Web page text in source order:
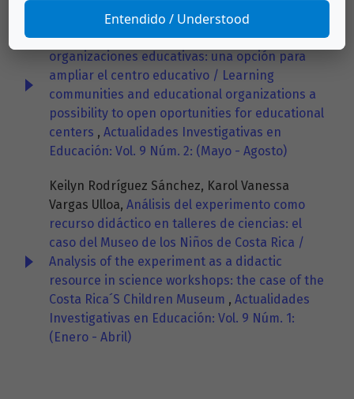
Manuel Enrique Luján Ferrer, Delfilia Mora
Hamblin,Comunidades de aprendizaje y
organizaciones educativas: una opción para
ampliar el centro educativo / Learning
communities and educational organizations a
possibility to open oportunities for educational
centers , Actualidades Investigativas en
Educación: Vol. 9 Núm. 2: (Mayo - Agosto)
Keilyn Rodríguez Sánchez, Karol Vanessa
Vargas Ulloa, Análisis del experimento como
recurso didáctico en talleres de ciencias: el
caso del Museo de los Niños de Costa Rica /
Analysis of the experiment as a didactic
resource in science workshops: the case of the
Costa Rica´S Children Museum , Actualidades
Investigativas en Educación: Vol. 9 Núm. 1:
(Enero - Abril)
Entendido / Understood